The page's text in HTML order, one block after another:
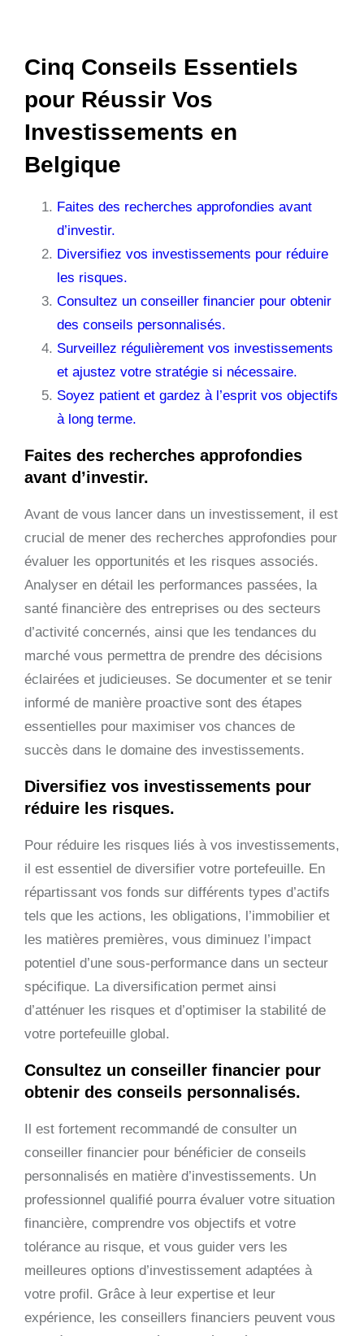
Cinq Conseils Essentiels
pour Réussir Vos
Investissements en
Belgique
Faites des recherches approfondies avant
d’investir.
Diversifiez vos investissements pour réduire
les risques.
Consultez un conseiller financier pour obtenir
des conseils personnalisés.
Surveillez régulièrement vos investissements
et ajustez votre stratégie si nécessaire.
Soyez patient et gardez à l’esprit vos objectifs
à long terme.
Faites des recherches approfondies
avant d’investir.
Avant de vous lancer dans un investissement, il est
crucial de mener des recherches approfondies pour
évaluer les opportunités et les risques associés.
Analyser en détail les performances passées, la
santé financière des entreprises ou des secteurs
d’activité concernés, ainsi que les tendances du
marché vous permettra de prendre des décisions
éclairées et judicieuses. Se documenter et se tenir
informé de manière proactive sont des étapes
essentielles pour maximiser vos chances de
succès dans le domaine des investissements.
Diversifiez vos investissements pour
réduire les risques.
Pour réduire les risques liés à vos investissements,
il est essentiel de diversifier votre portefeuille. En
répartissant vos fonds sur différents types d’actifs
tels que les actions, les obligations, l’immobilier et
les matières premières, vous diminuez l’impact
potentiel d’une sous-performance dans un secteur
spécifique. La diversification permet ainsi
d’atténuer les risques et d’optimiser la stabilité de
votre portefeuille global.
Consultez un conseiller financier pour
obtenir des conseils personnalisés.
Il est fortement recommandé de consulter un
conseiller financier pour bénéficier de conseils
personnalisés en matière d’investissements. Un
professionnel qualifié pourra évaluer votre situation
financière, comprendre vos objectifs et votre
tolérance au risque, et vous guider vers les
meilleures options d’investissement adaptées à
votre profil. Grâce à leur expertise et leur
expérience, les conseillers financiers peuvent vous